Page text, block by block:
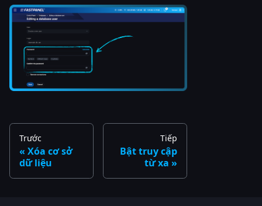
Trước
Xóa cơ sở
dữ liệu
Tiếp
Bật truy cập
từ xa